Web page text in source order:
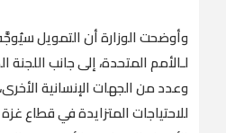
وأوضحت الوزارة أن التمويل
لـالأمم المتحدة، إلى جانب اللجنة
وعدد من الجهات الإنسانية
للاحتياجات المتزايدة في قطاع